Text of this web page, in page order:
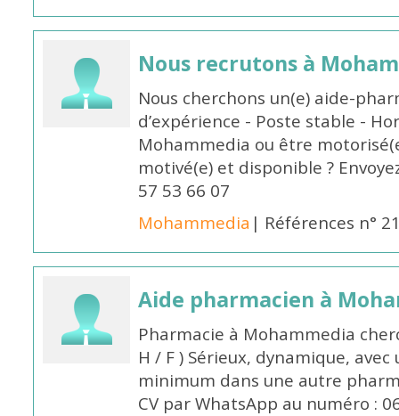
Nous recrutons à
Nous cherchons un(e) aide-
d’expérience - Poste stable -
Mohammedia ou être
motivé(e) et disponible ?
57 53 66 07
Mohammedia | Références n°
Aide pharmacien à
Pharmacie à Mohammedia
H / F ) Sérieux, dynamique,
minimum dans une autre
CV par WhatsApp au numéro :